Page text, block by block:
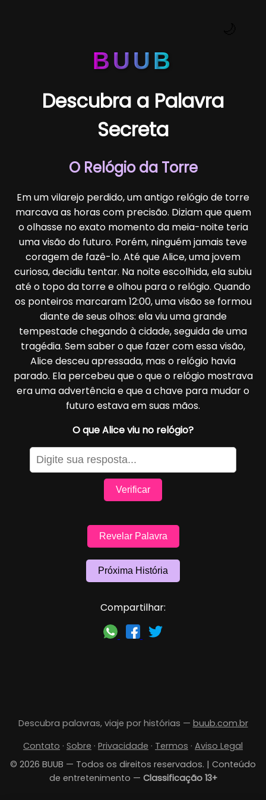
BUUB
Descubra a Palavra
Secreta
O Relógio da Torre
Em um vilarejo perdido, um antigo relógio de torre
marcava as horas com precisão. Diziam que quem
o olhasse no exato momento da meia-noite teria
uma visão do futuro. Porém, ninguém jamais teve
coragem de fazê-lo. Até que Alice, uma jovem
curiosa, decidiu tentar. Na noite escolhida, ela subiu
até o topo da torre e olhou para o relógio. Quando
os ponteiros marcaram 12:00, uma visão se formou
diante de seus olhos: ela viu uma grande
tempestade chegando à cidade, seguida de uma
tragédia. Sem saber o que fazer com essa visão,
Alice desceu apressada, mas o relógio havia
parado. Ela percebeu que o que o relógio mostrava
era uma advertência e que a chave para mudar o
futuro estava em suas mãos.
O que Alice viu no relógio?
Verificar
Revelar Palavra
Próxima História
Compartilhar:
Descubra palavras, viaje por histórias — buub.com.br
Contato · Sobre · Privacidade · Termos · Aviso Legal
© 2026 BUUB — Todos os direitos reservados. | Conteúdo
de entretenimento — Classificação 13+